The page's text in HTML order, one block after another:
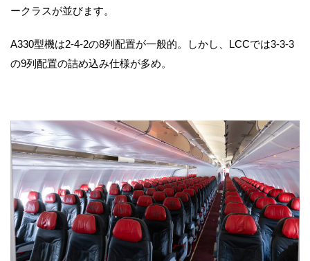
ークラスが並びます。
A330型機は2-4-2の8列配置が一般的。しかし、LCCでは3-3-3
の9列配置の詰め込み仕様が多め。